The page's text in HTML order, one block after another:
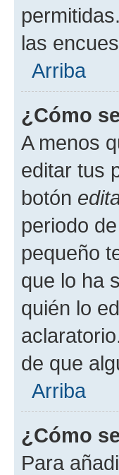
las
Arriba
¿Cómo
A menos
editar tus
botón
periodo
pequeño
que lo ha
quién lo
de que
Arriba
¿Cómo
Para